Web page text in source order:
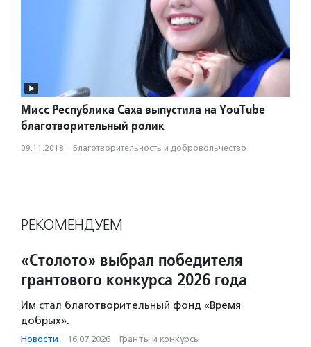
Мисс Республика Саха выпустила на YouTube
благотворительный ролик
09.11.2018 · Благотвори­тель­ность и доброволь­чест­во
РЕКОМЕНДУЕМ
«Столото» выбрал победителя
грантового конкурса 2026 года
Им стал благотворительный фонд «Время
добрых».
Новости · 16.07.2026 · Гранты и конкурсы